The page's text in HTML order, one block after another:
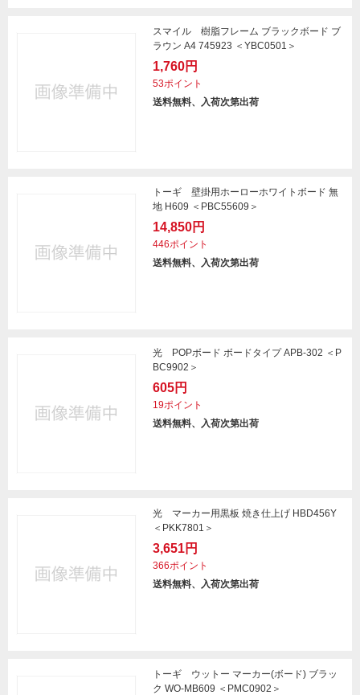
スマイル 樹脂フレーム ブラックボード ブ
ラウン A4 745923 ＜YBC0501＞
1,760円
53ポイント
送料無料、入荷次第出荷
トーギ 壁掛用ホーローホワイトボード 無
地 H609 ＜PBC55609＞
14,850円
446ポイント
送料無料、入荷次第出荷
光 POPボード ボードタイプ APB-302 ＜P
BC9902＞
605円
19ポイント
送料無料、入荷次第出荷
光 マーカー用黒板 焼き仕上げ HBD456Y
＜PKK7801＞
3,651円
366ポイント
送料無料、入荷次第出荷
トーギ ウットー マーカー(ボード) ブラッ
ク WO-MB609 ＜PMC0902＞